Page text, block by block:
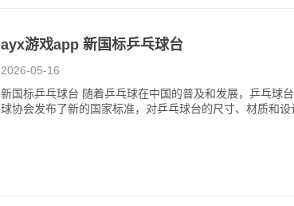
ayx游戏app 新国标乒乓球台
2026-05-16
新国标乒乓球台 随着乒乓球在中国的普及和发展，乒乓球
球协会发布了新的国家标准，对乒乓球台的尺寸、材质和设